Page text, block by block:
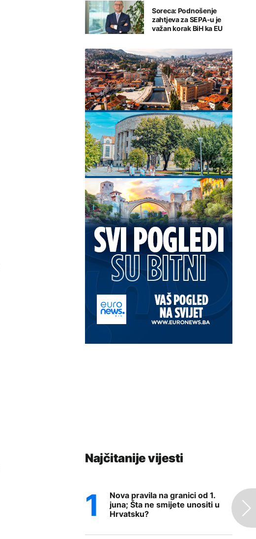
Soreca: Podnošenje
zahtjeva za SEPA-u je
važan korak BiH ka EU
Najčitanije vijesti
Nova pravila na granici od 1.
juna; Šta ne smijete unositi u
Hrvatsku?